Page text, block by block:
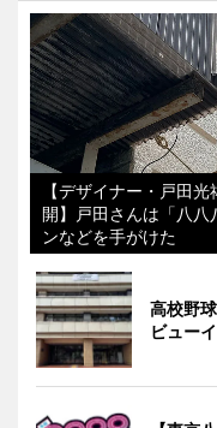
【デザイナー・戸田
開】戸田さんは「八八
ンなどを手がけた
高校野
ビュー